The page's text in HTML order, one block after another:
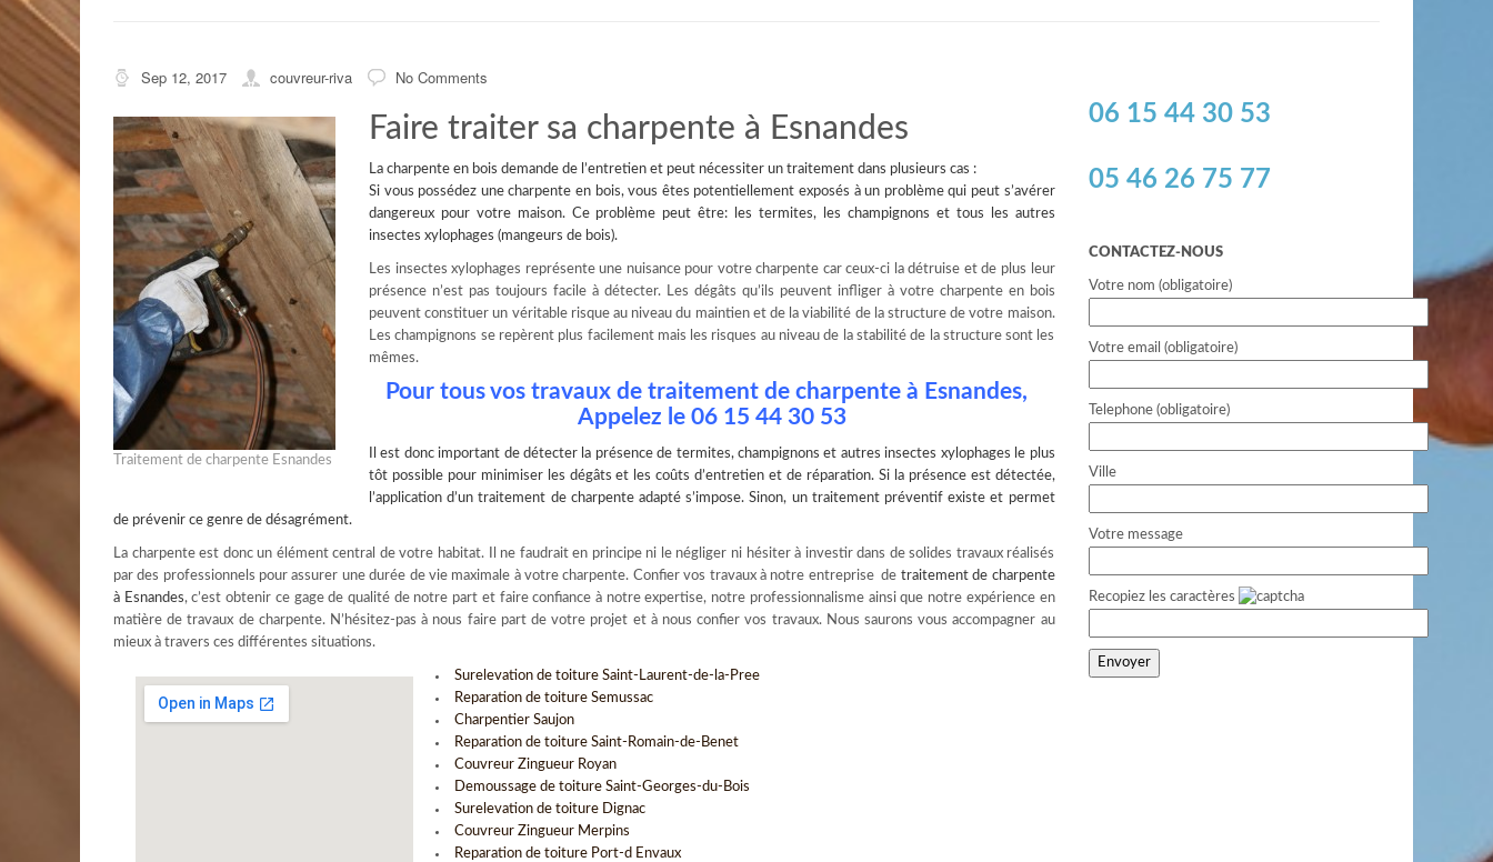
Sep 12, 2017 couvreur-riva No Comments
Traitement de charpente Esnandes
Faire traiter sa charpente à Esnandes
La charpente en bois demande de l’entretien et peut nécessiter un traitement dans plusieurs cas :
Si vous possédez une charpente en bois, vous êtes potentiellement exposés à un problème qui peut s’avérer
dangereux pour votre maison. Ce problème peut être: les termites, les champignons et tous les autres
insectes xylophages (mangeurs de bois).
Les insectes xylophages représente une nuisance pour votre charpente car ceux-ci la détruise et de plus leur
présence n’est pas toujours facile à détecter. Les dégâts qu’ils peuvent infliger à votre charpente en bois
peuvent constituer un véritable risque au niveau du maintien et de la viabilité de la structure de votre maison.
Les champignons se repèrent plus facilement mais les risques au niveau de la stabilité de la structure sont les
mêmes.
Pour tous vos travaux de traitement de charpente à Esnandes,
Appelez le 06 15 44 30 53
Il est donc important dedétecter la présence de termites, champignons et autres insectes xylophages le plus
tôt possible pour minimiser les dégâts et les coûts d’entretien et de réparation. Si la présence est détectée,
l’application d’un traitement de charpente adapté s’impose. Sinon, un traitement préventif existe et permet
de prévenir ce genre de désagrément.
La charpente est donc un élément central de votre habitat. Il ne faudrait en principe ni le négliger ni hésiter à investir dans de solides travaux réalisés
par des professionnels pour assurer une durée de vie maximale à votre charpente. Confier vos travaux à notre entreprise de traitement de charpente
à Esnandes, c’est obtenir ce gage de qualité de notre part et faire confiance à notre expertise, notre professionnalisme ainsi que notre expérience en
matière de travaux de charpente. N’hésitez-pas à nous faire part de votre projet et à nous confier vos travaux. Nous saurons vous accompagner au
mieux à travers ces différentes situations.
Surelevation de toiture Saint-Laurent-de-la-Pree
Reparation de toiture Semussac
Charpentier Saujon
Reparation de toiture Saint-Romain-de-Benet
Couvreur Zingueur Royan
Demoussage de toiture Saint-Georges-du-Bois
Surelevation de toiture Dignac
Couvreur Zingueur Merpins
Reparation de toiture Port-d Envaux
06 15 44 30 53
05 46 26 75 77
CONTACTEZ-NOUS
Votre nom (obligatoire)
Votre email (obligatoire)
Telephone (obligatoire)
Ville
Votre message
Recopiez les caractères